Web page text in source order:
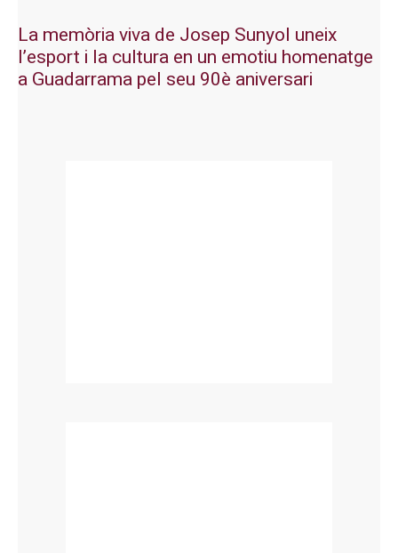
La memòria viva de Josep Sunyol uneix
l’esport i la cultura en un emotiu homenatge
a Guadarrama pel seu 90è aniversari